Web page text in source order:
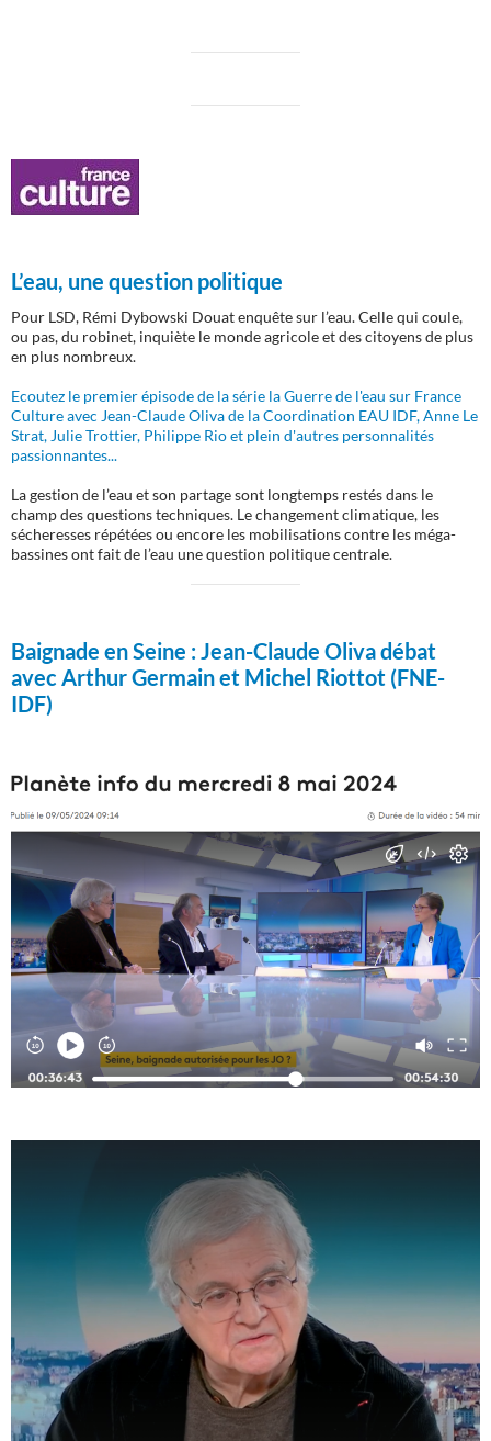
L’eau, une question politique
Pour LSD, Rémi Dybowski Douat enquête sur l’eau. Celle qui coule,
ou pas, du robinet, inquiète le monde agricole et des citoyens de plus
en plus nombreux.
Ecoutez le premier épisode de la série la Guerre de l'eau sur France
Culture avec Jean-Claude Oliva de la Coordination EAU IDF, Anne Le
Strat, Julie Trottier, Philippe Rio et plein d'autres personnalités
passionnantes...
La gestion de l’eau et son partage sont longtemps restés dans le
champ des questions techniques. Le changement climatique, les
sécheresses répétées ou encore les mobilisations contre les méga-
bassines ont fait de l’eau une question politique centrale.
Baignade en Seine :Jean-Claude Oliva débat
avec Arthur Germain et Michel Riottot (FNE-
IDF)